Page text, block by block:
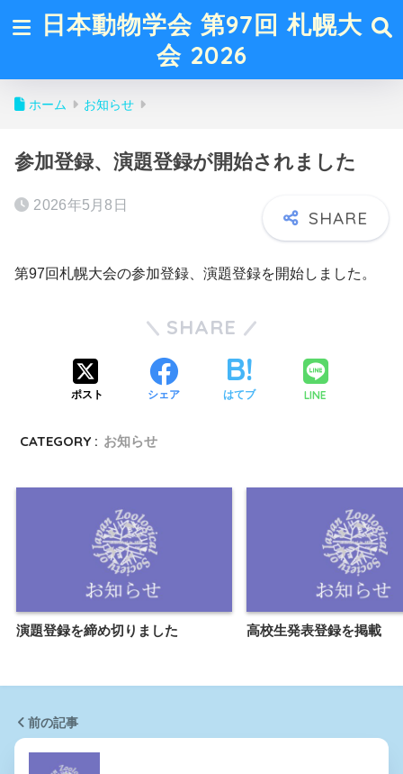
日本動物学会 第97回 札幌大
会 2026
ホーム お知らせ
参加登録、演題登録が開始されました
2026年5月8日
第97回札幌大会の参加登録、演題登録を開始しました。
SHARE
ポスト シェア はてブ LINE
CATEGORY : お知らせ
演題登録を締め切りました 高校生発表登録を掲載
前の記事